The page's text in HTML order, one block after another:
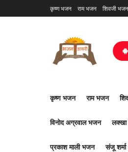
कृष्ण भजन राम भजन शिवजी भजन
कृष्ण भजन राम भजन
विनोद अग्रवाल भजन
प्रकाश माली भजन संजू